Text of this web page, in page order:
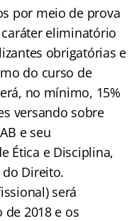
por meio de prova
eliminatório
obrigatórias e
do curso de
no mínimo, 15%
versando sobre
e seu
Ética e Disciplina,
Direito.
será
2018 e os